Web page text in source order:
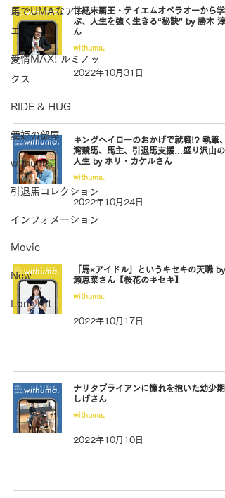
馬でUMAなアトリ
エ
愛情MAX! ルミノッ
クス
RIDE & HUG
舞姫の部屋
withuma.
引退馬コレクション
インフォメーション
Movie
New
Long Hit
世紀末覇王・テイエムオペラオーから学
ぶ、人生を強く生きる“秘訣” by 勝木 淳
ん
withuma.
2022年10月31日
キングヘイローのおかげで就職!? 執筆、
湾競馬、馬主、引退馬支援…盛り沢山の
人生 by ホリ・カケルさん
withuma.
2022年10月24日
「馬×アイドル」というキセキの天職 by
瀬恵菜さん【桜花のキセキ】
withuma.
2022年10月17日
ナリタブライアンに憧れを抱いた幼少期
しげさん
withuma.
2022年10月10日